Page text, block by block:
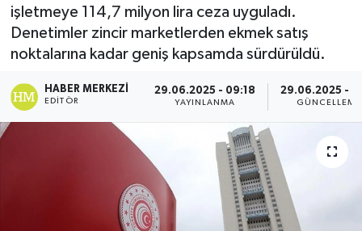
işletmeye 114,7 milyon lira ceza uyguladı.
Denetimler zincir marketlerden ekmek satış
noktalarına kadar geniş kapsamda sürdürüldü.
HABER MERKEZI
EDITÖR
29.06.2025 - 09:18
YAYINLANMA
29.06.2025 -
GÜNCELLEME
Ekonomi
Genel
Gündem
Haberde İnsan
Haber Arşivi